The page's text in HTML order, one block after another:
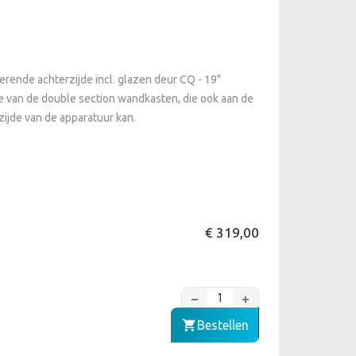
achterzijde incl. glazen deur CQ - 19"
de double section wandkasten, die ook aan de
van de apparatuur kan.
€ 319,00
Bestellen